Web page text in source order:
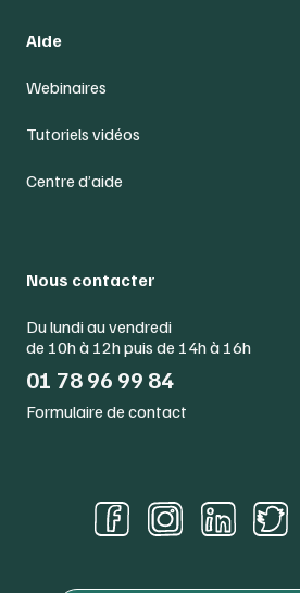
Aide
Webinaires
Tutoriels vidéos
Centre d’aide
Nous contacter
Du lundi au vendredi
de 10h à 12h puis de 14h à 16h
01 78 96 99 84
Formulaire de contact